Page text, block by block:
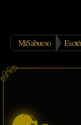
MiSabueso